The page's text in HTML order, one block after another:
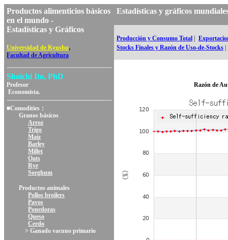
Productos alimenticios básicos
en el mundo -
Estadísticas y Gráficos
Universidad de Kyushu,
Facultad de Agricultura
Shoichi Ito, PhD
Profesor
Economista.
■Comodities：
Granos básicos
Arroz
Trigo
Maíz
Barley
Millet
Oats
Rye
Sorghum
Productos animales
Pollos broilers
Pavos
Ponedoras
Queso
Cerdo
> Ganado vacuno primario
Estadísticas y gráficos
Producción y Consumo Total
Stocks Finales y Razón de Uso-de-Stocks
Razón de